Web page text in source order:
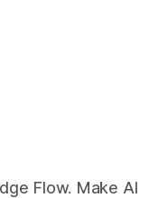
Flow. Make AI